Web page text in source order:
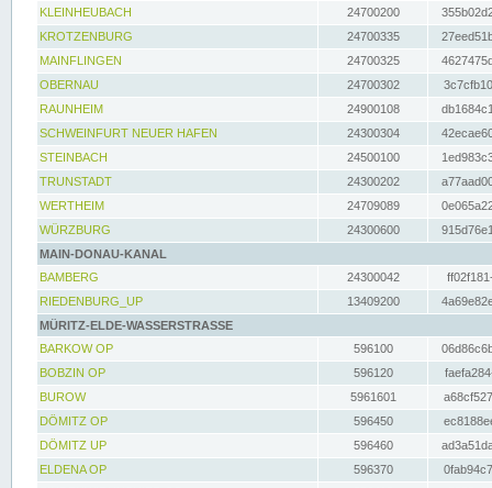
KLEINHEUBACH 24700200
KROTZENBURG
24700335
MAINFLINGEN
24700325
OBERNAU
24700302
RAUNHEIM
24900108
SCHWEINFURT NEUER HAFEN
24300304
STEINBACH
24500100
TRUNSTADT
24300202
WERTHEIM
24709089
WÜRZBURG
24300600
MAIN-DONAU-KANAL
BAMBERG
24300042
RIEDENBURG_UP
13409200
MÜRITZ-ELDE-WASSERSTRASSE
BARKOW OP
596100
BOBZIN OP
596120
BUROW
5961601
DÖMITZ OP
596450
DÖMITZ UP
596460
ELDENA OP
596370